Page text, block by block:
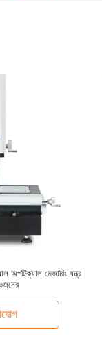
অপটিক্যাল মেজারিং যন্ত্র